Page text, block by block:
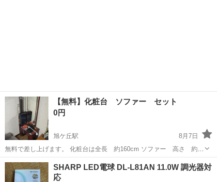
【無料】化粧台 ソファー セット
0円
旭ケ丘駅
8月7日
無料で差し上げます。 化粧台は全長 約160cm ソファー 高さ 約
80cm 近々、処分予定です。
宮崎 延岡市 椅子
SHARP LED電球 DL-L81AN 11.0W 調光器対
応